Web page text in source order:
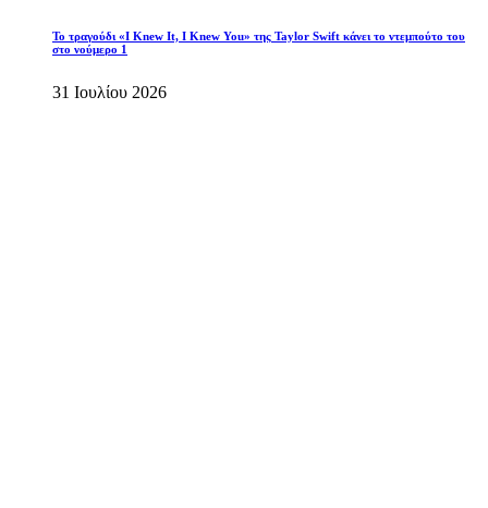
Το τραγούδι «I Knew It, I Knew You» της Taylor Swift κάνει το ντεμπούτο του
στο νούμερο 1
31 Ιουλίου 2026